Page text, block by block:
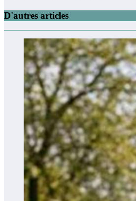
D'autres articles